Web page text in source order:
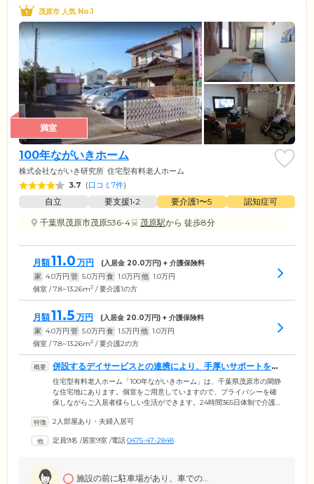
茂原市 人気 No.1
満室
100年ながいきホーム
株式会社ながいき研究所 住宅型有料老人ホーム
3.7 (口コミ7件)
自立 要支援1•2 要介護1〜5
認知症可
千葉県茂原市茂原536-4
茂原駅から 徒歩8分
月額11.0 万円 (入居金 20.0万円) + 介護保険料
家 4.0万円 管 5.0万円 食 1.0万円 他 1.0万円
個室 / 7.8~13.26m2 / 要介護1の方
月額11.5 万円 (入居金 20.0万円) + 介護保険料
家 4.0万円 管 5.0万円 食 1.5万円 他 1.0万円
個室 / 7.8~13.26m2 / 要介護2の方
併設するデイサービスとの連携により、手厚いサポートを実
現しています
住宅型有料老人ホーム「100年ながいきホーム」は、千葉県茂原市の閑静
な住宅地にあります。個室をご用意していますので、プライバシーを確
保しながらご入居者様らしい生活ができます。24時間365日体制で介護ス
おり、毎日のバイタルチェックやリハビリなどの充実したサポートを受
師による往診ができる体制を整えています。急な体調不良やお怪我をさ
2人部屋あり・夫婦入居可
定員9名 /居室9室 /電話0475-47-2848
施設の前に駐車場があり、車での...